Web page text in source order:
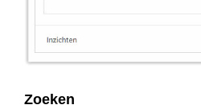
Primary
Zoeken